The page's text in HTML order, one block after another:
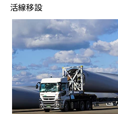
活線移設